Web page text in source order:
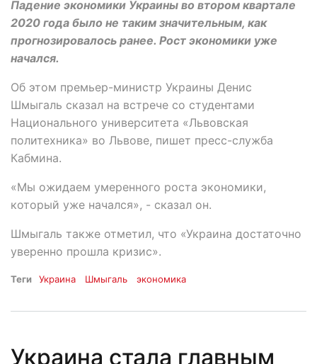
Падение экономики Украины во втором квартале
2020 года было не таким значительным, как
прогнозировалось ранее. Рост экономики уже
начался.
Об этом премьер-министр Украины Денис
Шмыгаль сказал на встрече со студентами
Национального университета «Львовская
политехника» во Львове, пишет пресс-служба
Кабмина.
«Мы ожидаем умеренного роста экономики,
который уже начался», - сказал он.
Шмыгаль также отметил, что «Украина достаточно
уверенно прошла кризис».
Теги Украина Шмыгаль экономика
Украина стала главным